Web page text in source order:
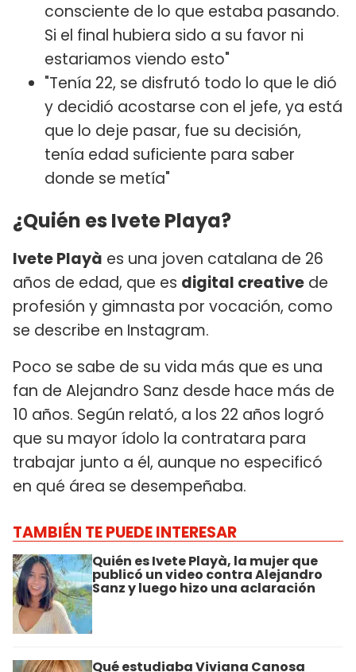
consciente de lo que estaba pasando.
Si el final hubiera sido a su favor ni
estariamos viendo esto"
"Tenía 22, se disfrutó todo lo que le dió
y decidió acostarse con el jefe, ya está
que lo deje pasar, fue su decisión,
tenía edad suficiente para saber
donde se metía"
¿Quién es Ivete Playa?
Ivete Playà es una joven catalana de 26
años de edad, que es digital creative de
profesión y gimnasta por vocación, como
se describe en Instagram.
Poco se sabe de su vida más que es una
fan de Alejandro Sanz desde hace más de
10 años. Según relató, a los 22 años logró
que su mayor ídolo la contratara para
trabajar junto a él, aunque no especificó
en qué área se desempeñaba.
TAMBIÉN TE PUEDE INTERESAR
Quién es Ivete Playà, la mujer que
publicó un video contra Alejandro
Sanz y luego hizo una aclaración
Qué estudiaba Viviana Canosa